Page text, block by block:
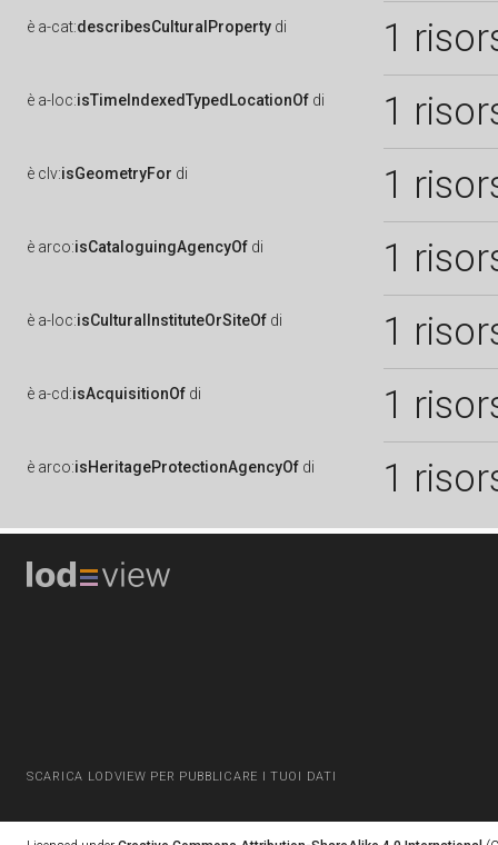
è a-cat:describesCulturalProperty di 1
è a-loc:isTimeIndexedTypedLocationOf di 1
è clv:isGeometryFor di 1
è arco:isCataloguingAgencyOf di 1
è a-loc:isCulturalInstituteOrSiteOf di 1
è a-cd:isAcquisitionOf di 1
è arco:isHeritageProtectionAgencyOf di 1
SCARICA LODVIEW PER PUBBLICARE I TUOI DATI